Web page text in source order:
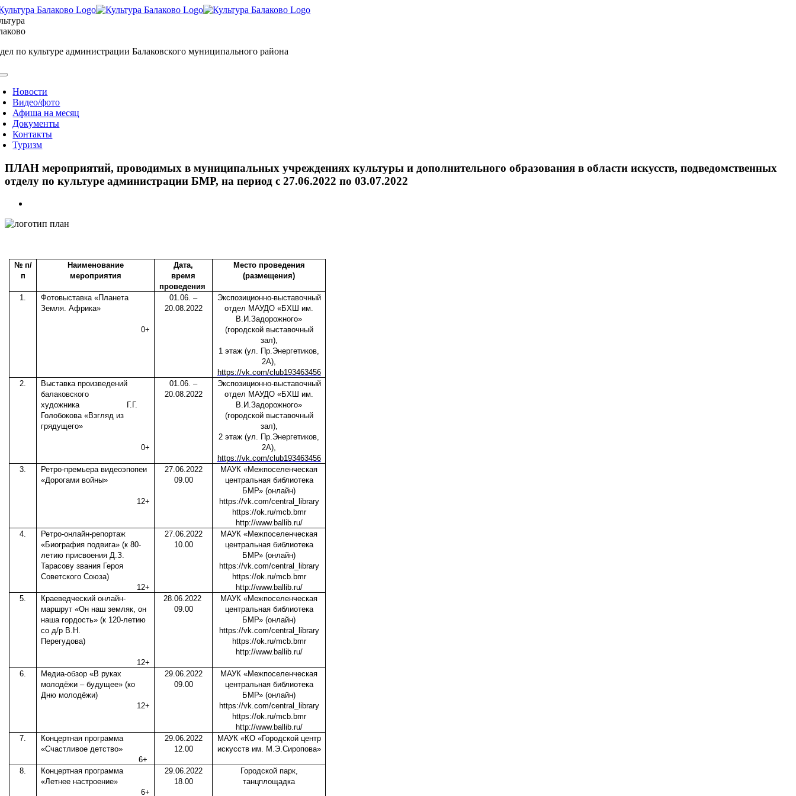
Skip
to
content
по культуре администрации Балаковского муниципального района
Новости
Видео/фото
Афиша на месяц
Документы
Контакты
Туризм
ПЛАН мероприятий, проводимых в муниципальных учреждениях культуры и дополнительного образования в области искусств, подведомственных
отделу по культуре администрации БМР, на период с 27.06.2022 по 03.07.2022
Image
№ п/
п
Наименование
мероприятия
Дата,
время
проведения
Место проведения
(размещения)
1.
Фотовыставка «Планета
Земля. Африка»
0+
01.06. –
20.08.2022
Экспозиционно-выставочный
отдел МАУДО «БХШ им.
В.И.Задорожного»
(городской выставочный
зал),
1 этаж (ул. Пр.Энергетиков,
2А),
https://vk.com/club193463456
2.
Выставка произведений
балаковского
художника
Г.Г.
Голобокова «Взгляд из
грядущего»
0+
01.06. –
20.08.2022
Экспозиционно-выставочный
отдел МАУДО «БХШ им.
В.И.Задорожного»
(городской выставочный
зал),
2 этаж (ул. Пр.Энергетиков,
2А),
https://vk.com/club193463456
3.
Ретро-премьера видеоэпопеи
«Дорогами войны»
12+
27.06.2022
09.00
МАУК «Межпоселенческая
центральная библиотека
БМР» (онлайн)
https://vk.com/central_library
https://ok.ru/mcb.bmr
http://www.ballib.ru/
4.
Ретро-онлайн-репортаж
«Биография подвига» (к 80-
летию присвоения Д.З.
Тарасову звания Героя
Советского Союза)
12+
27.06.2022
10.00
МАУК «Межпоселенческая
центральная библиотека
БМР» (онлайн)
https://vk.com/central_library
https://ok.ru/mcb.bmr
http://www.ballib.ru/
5.
Краеведческий онлайн-
маршрут «Он наш земляк, он
наша гордость» (к 120-летию
со д/р В.Н.
Перегудова)
12+
28.06.2022
09.00
МАУК «Межпоселенческая
центральная библиотека
БМР» (онлайн)
https://vk.com/central_library
https://ok.ru/mcb.bmr
http://www.ballib.ru/
6.
Медиа-обзор «В руках
молодёжи – будущее» (ко
Дню молодёжи)
12+
29.06.2022
09.00
МАУК «Межпоселенческая
центральная библиотека
БМР» (онлайн)
https://vk.com/central_library
https://ok.ru/mcb.bmr
http://www.ballib.ru/
7.
Концертная программа
«Счастливое детство»
6+
29.06.2022
12.00
МАУК «КО «Городской центр
искусств им. М.Э.Сиропова»
8.
Концертная программа
«Летнее настроение»
6+
29.06.2022
18.00
Городской парк,
танцплощадка